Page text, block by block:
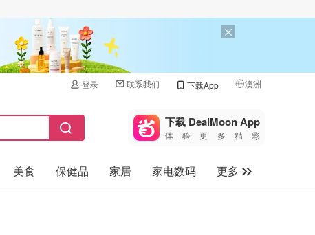
登录 联系我们 下载App 澳洲
🇺🇸
🇨🇳 中国
🇨🇦加拿大
下载 DealMoon App
体验更多精彩
美食 保健品 家居 家电数码
更多